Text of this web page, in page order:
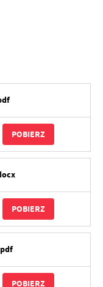
POBIERZ
POBIERZ
POBIERZ